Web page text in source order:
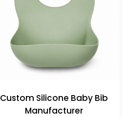
Custom Silicone Baby Bib
Manufacturer